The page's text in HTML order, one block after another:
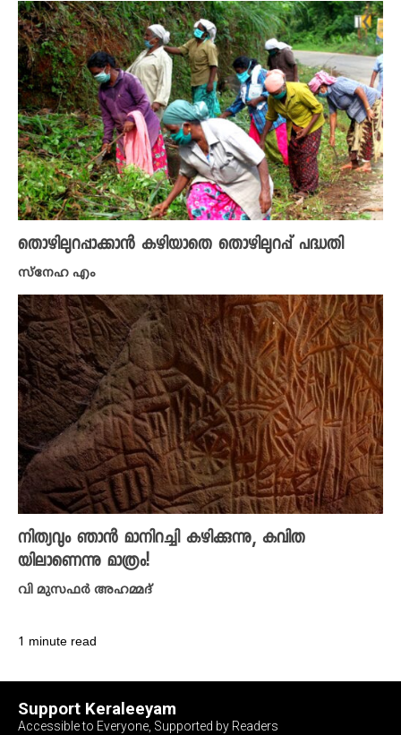
തൊഴിലുറപ്പാക്കാൻ കഴിയാതെ തൊഴിലുറപ്പ് പദ്ധതി
സ്നേഹ എം
നിത്യവും ഞാന്‍ മാനിറച്ചി കഴിക്കുന്നു, കവിത
യിലാണെന്നു മാത്രം!
വി മുസഫർ അഹമ്മദ്
1 minute read
Support Keraleeyam
Accessible to Everyone, Supported by Readers